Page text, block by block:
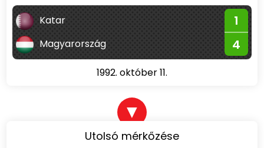
Katar 1
Magyarország 4
1992. október 11.
▼
Utolsó mérkőzése